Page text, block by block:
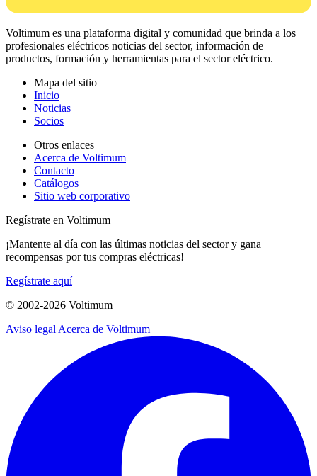
Voltimum es una plataforma digital y comunidad que brinda a los
profesionales eléctricos noticias del sector, información de
productos, formación y herramientas para el sector eléctrico.
Mapa del sitio
Inicio
Noticias
Socios
Otros enlaces
Acerca de Voltimum
Contacto
Catálogos
Sitio web corporativo
Regístrate en Voltimum
¡Mantente al día con las últimas noticias del sector y gana
recompensas por tus compras eléctricas!
Regístrate aquí
© 2002-2026 Voltimum
Aviso legal Acerca de Voltimum